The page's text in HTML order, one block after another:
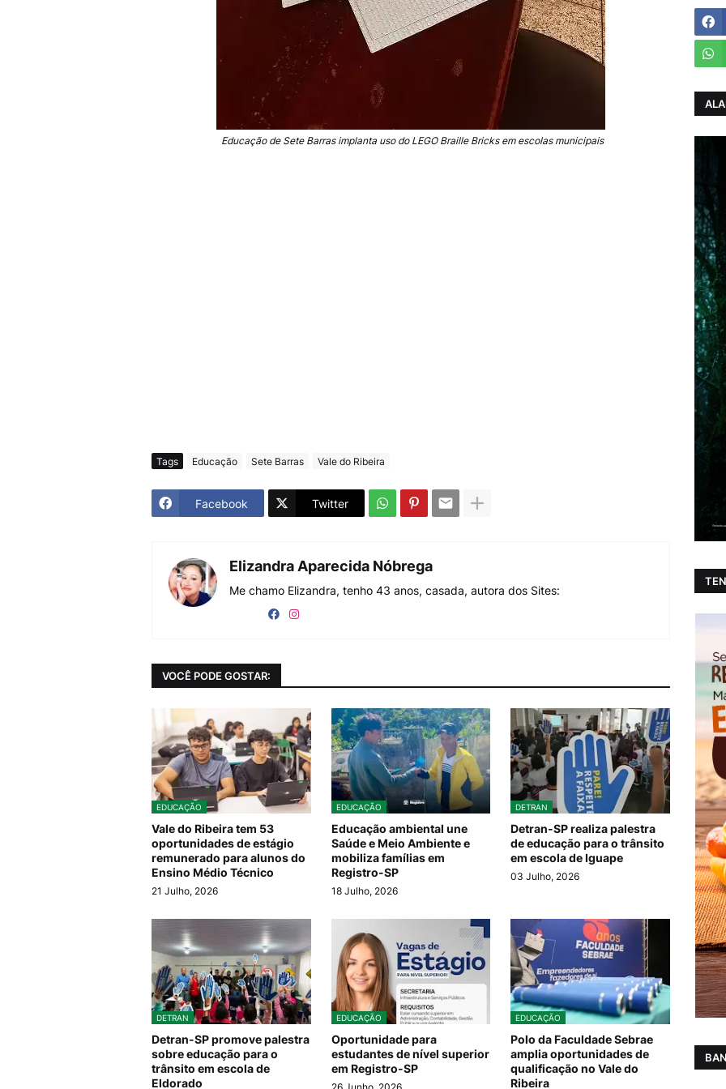
Educação de Sete Barras implanta uso do LEGO Braille Bricks em escolas municipais
Tags Educação Sete Barras Vale do Ribeira
Facebook Twitter
Elizandra Aparecida Nóbrega
Me chamo Elizandra, tenho 43 anos, casada, autora dos Sites:
VOCÊ PODE GOSTAR:
EDUCAÇÃO
Vale do Ribeira tem 53
oportunidades de estágio
remunerado para alunos do
Ensino Médio Técnico
21 Julho, 2026
EDUCAÇÃO
Educação ambiental une
Saúde e Meio Ambiente e
mobiliza famílias em
Registro-SP
18 Julho, 2026
DETRAN
Detran-SP realiza palestra
de educação para o trânsito
em escola de Iguape
03 Julho, 2026
DETRAN
Detran-SP promove palestra
sobre educação para o
trânsito em escola de
Eldorado
EDUCAÇÃO
Oportunidade para
estudantes de nível superior
em Registro-SP
EDUCAÇÃO
Polo da Faculdade Sebrae
amplia oportunidades de
qualificação no Vale do
Ribeira